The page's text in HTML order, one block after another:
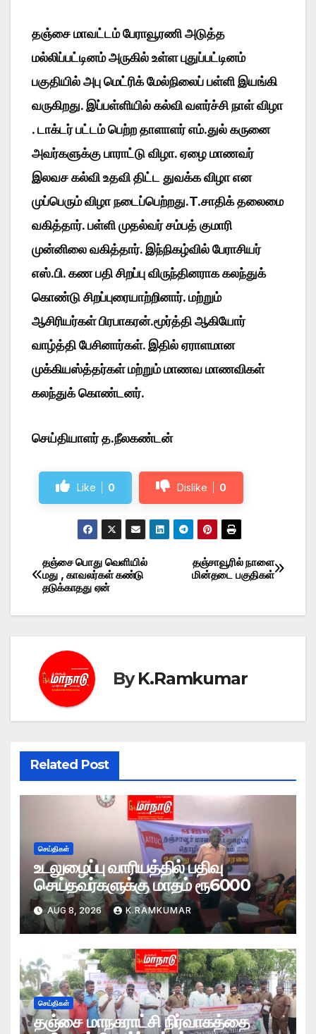
தஞ்சை மாவட்டம் பேராவூரணி அடுத்த
மல்லிப்பட்டினம் அருகில் உள்ள புதுப்பட்டினம்
பகுதியில் அபு மெட்ரிக் மேல்நிலைப் பள்ளி இயங்கி
வருகிறது. இப்பள்ளியில் கல்வி வளர்ச்சி நாள் விழா
. டாக்டர் பட்டம் பெற்ற தாளாளர் எம்.துல் கருனை
அவர்களுக்கு பாராட்டு விழா. ஏழை மாணவர்
இலவச கல்வி உதவி திட்ட துவக்க விழா என
முப்பெரும் விழா நடைப்பெற்றது.T.சாதிக் தலைமை
வகித்தார். பள்ளி முதல்வர் சம்பத் குமாரி
முன்னிலை வகித்தார். இந்நிகழ்வில் பேராசியர்
எஸ்.பி. கண பதி சிறப்பு விருந்தினராக கலந்துக்
கொண்டு சிறப்புரையாற்றினார். மற்றும்
ஆசிரியர்கள் பிரபாகரன்.மூர்த்தி ஆகியோர்
வாழ்த்தி பேசினார்கள். இதில் ஏராளமான
முக்கியஸ்த்தர்கள் மற்றும் மாணவ மாணவிகள்
கலந்துக் கொண்டனர்.
செய்தியாளர் த.நீலகண்டன்
Like 0 Dislike 0
Post
navigation
தஞ்சாவூரில் நாளை
மின்தடை பகுதிகள்
தஞ்சை பொது வெளியில்
மது , காவலர்கள் கண்டு
தடுக்காதது ஏன்
ByK.Ramkumar
Related Post
செய்திகள்
உடலுழைப்பு வாரியத்தில் பதிவு
செய்தவர்களுக்கு மாதம் ரூ6000
AUG 8, 2026 K.RAMKUMAR
செய்திகள்
தஞ்சை மாநகராட்சி நிர்வாகத்தை